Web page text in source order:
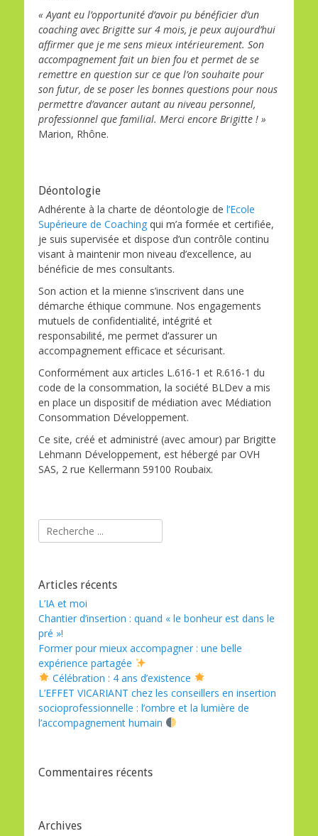
« Ayant eu l’opportunité d’avoir pu bénéficier d’un
coaching avec Brigitte sur 4 mois, je peux aujourd’hui
affirmer que je me sens mieux intérieurement. Son
accompagnement fait un bien fou et permet de se
remettre en question sur ce que l’on souhaite pour
son futur, de se poser les bonnes questions pour nous
permettre d’avancer autant au niveau personnel,
professionnel que familial. Merci encore Brigitte ! »
Marion, Rhône.
Déontologie
Adhérente à la charte de déontologie de l’Ecole
Supérieure de Coaching qui m’a formée et certifiée,
je suis supervisée et dispose d’un contrôle continu
visant à maintenir mon niveau d’excellence, au
bénéficie de mes consultants.
Son action et la mienne s’inscrivent dans une
démarche éthique commune. Nos engagements
mutuels de confidentialité, intégrité et
responsabilité, me permet d’assurer un
accompagnement efficace et sécurisant.
Conformément aux articles L.616-1 et R.616-1 du
code de la consommation, la société BLDev a mis
en place un dispositif de médiation avec Médiation
Consommation Développement.
Ce site, créé et administré (avec amour) par Brigitte
Lehmann Développement, est hébergé par OVH
SAS, 2 rue Kellermann 59100 Roubaix.
Rechercher :
Articles récents
L’IA et moi
Chantier d’insertion : quand « le bonheur est dans le
pré »!
Former pour mieux accompagner : une belle
expérience partagée
Célébration : 4 ans d’existence
L’EFFET VICARIANT chez les conseillers en insertion
socioprofessionnelle : l’ombre et la lumière de
l’accompagnement humain
Commentaires récents
Archives